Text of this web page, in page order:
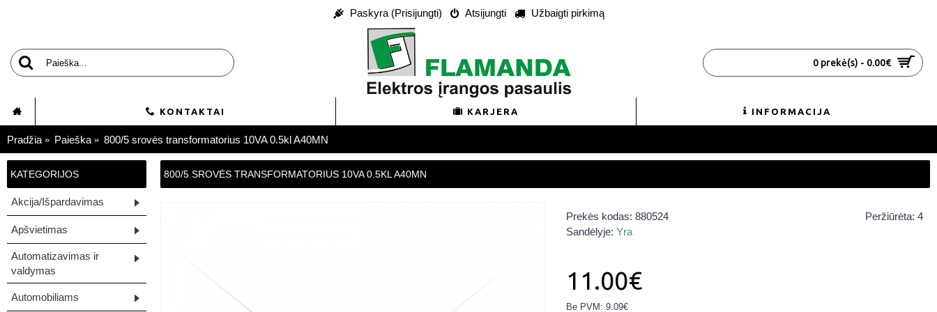
Paskyra (Prisijungti) Atsijungti Užbaigti pirkimą
0 prekė(s) - 0.00€
KONTAKTAI KARJERA INFORMACIJA
Pradžia Paieška 800/5 srovės transformatorius 10VA 0.5kl A40MN
KATEGORIJOS
Akcija/Išpardavimas
Apšvietimas
Automatizavimas ir
valdymas
Automobiliams
800/5 SROVĖS TRANSFORMATORIUS 10VA 0.5KL A40MN
Peržiūrėta: 4
Prekės kodas: 880524
Sandėlyje: Yra
11.00€
Be PVM: 9.09€